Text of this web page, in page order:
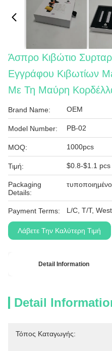
Άσπρο Κιβώτιο
Εγγράφου Κιβωτίων
Με Τη Μαύρη
Brand Name: OEM
Model Number: PB-02
MOQ: 1000pcs
Τιμή: $0.8-$1.1 pcs
Packaging
Details:
Payment Terms: L/C, T/T,
Λάβετε Την Καλύτερη Τιμή
Detail Information
Detail
Τόπος Καταγωγής: